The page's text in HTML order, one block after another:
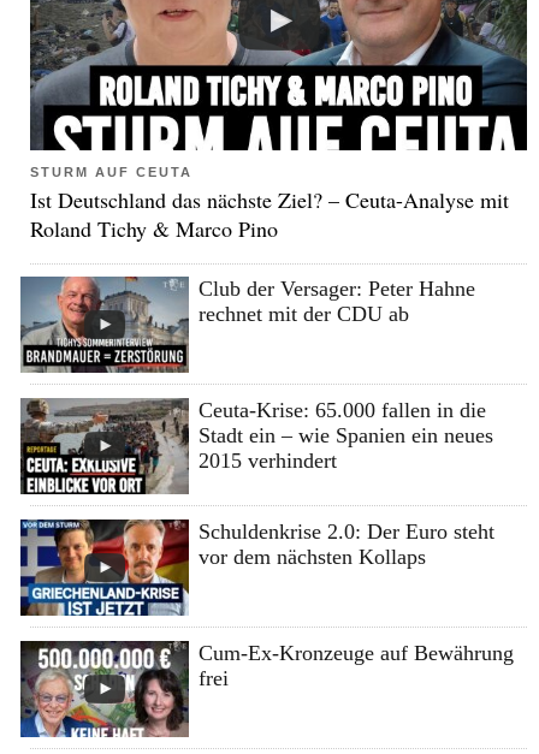
STURM AUF CEUTA
Ist Deutschland das nächste Ziel? – Ceuta-Analyse mit
Roland Tichy & Marco Pino
Club der Versager: Peter Hahne
rechnet mit der CDU ab
Ceuta-Krise: 65.000 fallen in die
Stadt ein – wie Spanien ein neues
2015 verhindert
Schuldenkrise 2.0: Der Euro steht
vor dem nächsten Kollaps
Cum-Ex-Kronzeuge auf Bewährung
frei